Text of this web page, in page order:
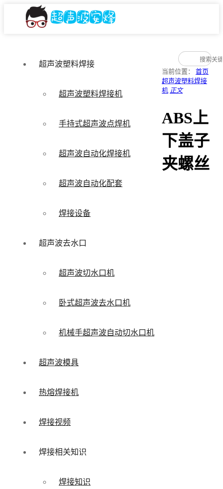
超声波塑料焊接
超声波塑料焊接机
手持式超声波点焊机
超声波自动化焊接机
超声波自动化配套
焊接设备
超声波去水口
超声波切水口机
卧式超声波去水口机
机械手超声波自动切水口机
超声波模具
热熔焊接机
焊接视频
焊接相关知识
焊接知识
当前位置： 首页
超声波塑料焊接
机 正文
ABS上
下盖子
夹螺丝